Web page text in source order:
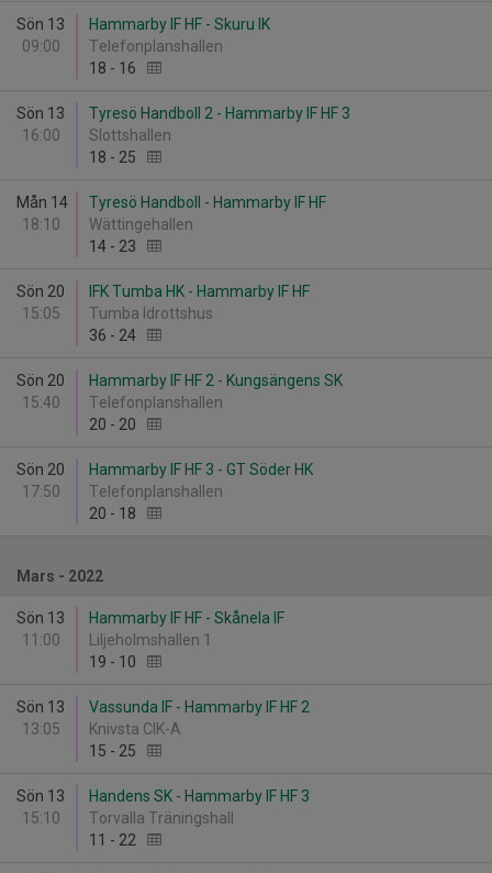
Sön 13
09:00
Hammarby IF HF - Skuru IK
Telefonplanshallen
18 - 16
Sön 13
16:00
Tyresö Handboll 2 - Hammarby IF HF 3
Slottshallen
18 - 25
Mån 14
18:10
Tyresö Handboll - Hammarby IF HF
Wättingehallen
14 - 23
Sön 20
15:05
IFK Tumba HK - Hammarby IF HF
Tumba Idrottshus
36 - 24
Sön 20
15:40
Hammarby IF HF 2 - Kungsängens SK
Telefonplanshallen
20 - 20
Sön 20
17:50
Hammarby IF HF 3 - GT Söder HK
Telefonplanshallen
20 - 18
Mars - 2022
Sön 13
11:00
Hammarby IF HF - Skånela IF
Liljeholmshallen 1
19 - 10
Sön 13
13:05
Vassunda IF - Hammarby IF HF 2
Knivsta CIK-A
15 - 25
Sön 13
15:10
Handens SK - Hammarby IF HF 3
Torvalla Träningshall
11 - 22